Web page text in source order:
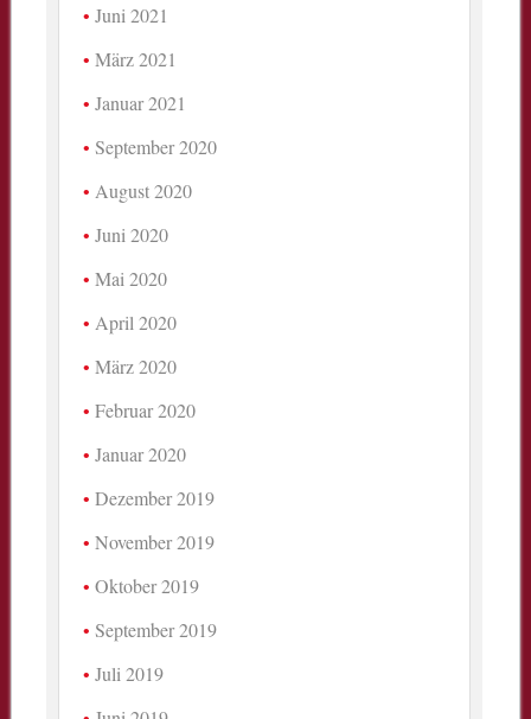
Juni 2021
März 2021
Januar 2021
September 2020
August 2020
Juni 2020
Mai 2020
April 2020
März 2020
Februar 2020
Januar 2020
Dezember 2019
November 2019
Oktober 2019
September 2019
Juli 2019